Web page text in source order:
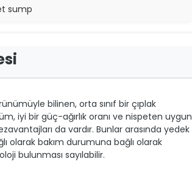
sump
bilinen, orta sınıf bir çıplak
iyi bir güç-ağırlık oranı ve nispeten uygun
da vardır. Bunlar arasında yedek
olarak bakım durumuna bağlı olarak
bulunması sayılabilir.